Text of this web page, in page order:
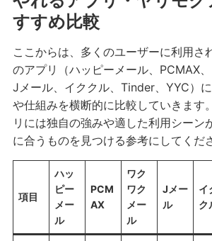
すすめ比較
ここからは、多くのユーザーに利用さ
のアプリ（ハッピーメール、PCMAX、
Jメール、イククル、Tinder、YYC）
や仕組みを横断的に比較していきます
リには独自の強みや適した利用シーン
に合うものを見つける参考にしてくだ
項目
ハッ
ピー
メー
ル
PCM
AX
ワク
ワク
メー
ル
Jメー
ル
イ
ク